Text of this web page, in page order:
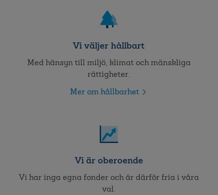
Vi väljer hållbart
Med hänsyn till miljö, klimat och mänskliga
rättigheter.
Mer om hållbarhet
Vi är oberoende
Vi har inga egna fonder och är därför fria i våra
val.